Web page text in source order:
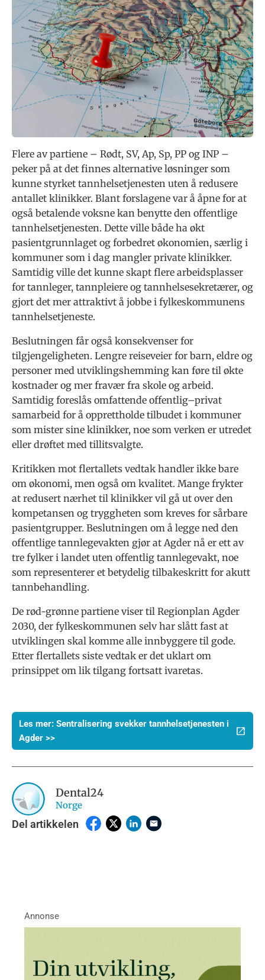
Flere av partiene – Rødt, SV, Ap, Sp, PP og INP –
peker på at det finnes alternative løsninger som
kunne styrket tannhelsetjenesten uten å redusere
antallet klinikker. Blant forslagene var å åpne for at
også betalende voksne kan benytte den offentlige
tannhelsetjenesten. Dette ville både ha økt
pasientgrunnlaget og forbedret økonomien, særlig i
kommuner som i dag mangler private klinikker.
Samtidig ville det kunne skapt flere arbeidsplasser
for tannleger, tannpleiere og tannhelsesekretærer, og
gjort det mer attraktivt å jobbe i fylkeskommunens
tannhelsetjeneste.
Beslutningen får også konsekvenser for
tilgjengeligheten. Lengre reiseveier for barn, eldre og
personer med utviklingshemming kan føre til økte
kostnader og mer fravær fra skole og arbeid.
Samtidig foreslås omfattende offentlig–privat
samarbeid for å opprettholde tilbudet i kommuner
som mister sine klinikker, noe som verken er utredet
eller drøftet med tillitsvalgte.
Kritikken mot flertallets vedtak handler ikke bare
om økonomi, men også om kvalitet. Mange frykter
at redusert nærhet til klinikker vil gå ut over den
kompetansen og tryggheten som kreves for sårbare
pasientgrupper. Beslutningen om å legge ned den
offentlige tannlegevakten gjør at Agder nå er ett av
tre fylker i landet uten offentlig tannlegevakt, noe
som representerer et betydelig tilbakeskritt for akutt
tannbehandling.
De rød-grønne partiene viser til Regionplan Agder
2030, der fylkeskommunen selv har slått fast at
utviklingen skal komme alle innbyggere til gode.
Etter flertallets siste vedtak er det uklart om
prinsippet om lik tilgang fortsatt ivaretas.
Les mer: Sentralisering svekker tannhelsetjenesten i
Agder >>
Dental24
Norge
Del artikkelen